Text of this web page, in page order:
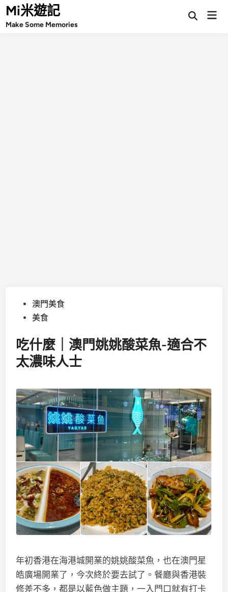
Skip
to
Mi米遊記
Make Some Memories
Open
Posted澳門美食
美食
吃什麼｜澳門姚姚酸菜魚-適合不
太濃味人士
年初香港在海港城開業的姚姚酸菜魚，也在澳門星
皓廣場開業了，今次終於要去試了。餐廳與香港裝
修差不多，都是以藍色做主題，一入門口就有打卡